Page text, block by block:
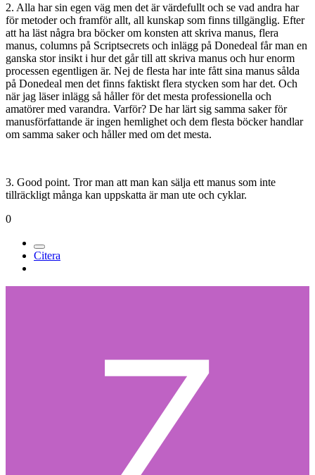
2. Alla har sin egen väg men det är värdefullt och se vad andra har
för metoder och framför allt, all kunskap som finns tillgänglig. Efter
att ha läst några bra böcker om konsten att skriva manus, flera
manus, columns på Scriptsecrets och inlägg på Donedeal får man en
ganska stor insikt i hur det går till att skriva manus och hur enorm
processen egentligen är. Nej de flesta har inte fått sina manus sålda
på Donedeal men det finns faktiskt flera stycken som har det. Och
när jag läser inlägg så håller för det mesta professionella och
amatörer med varandra. Varför? De har lärt sig samma saker för
manusförfattande är ingen hemlighet och dem flesta böcker handlar
om samma saker och håller med om det mesta.
3. Good point. Tror man att man kan sälja ett manus som inte
tillräckligt många kan uppskatta är man ute och cyklar.
0
Citera